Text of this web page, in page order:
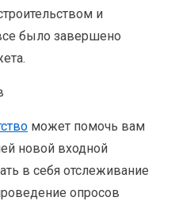
и
было завершено
может помочь вам
новой входной
в себя отслеживание
опросов